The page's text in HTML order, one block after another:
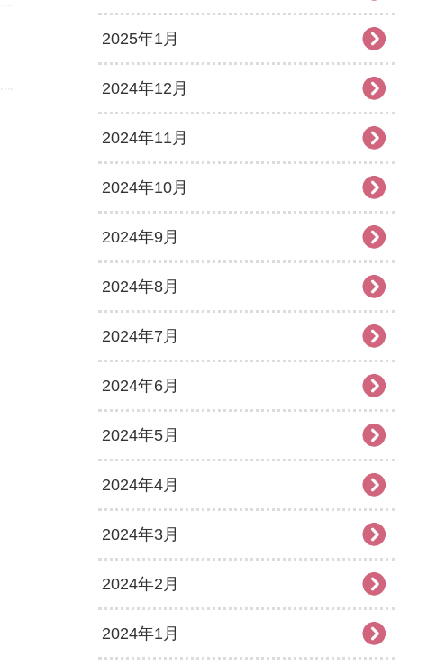
2025年1月
2024年12月
2024年11月
2024年10月
2024年9月
2024年8月
2024年7月
2024年6月
2024年5月
2024年4月
2024年3月
2024年2月
2024年1月